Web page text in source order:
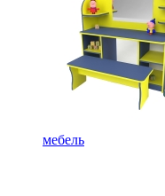
мебель